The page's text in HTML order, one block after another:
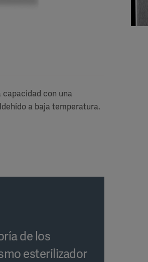
capacidad con una
a baja temperatura.
de los
esterilizador